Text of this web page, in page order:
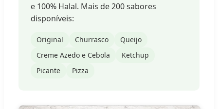
e 100% Halal. Mais de 200 sabores
disponíveis:
Original Churrasco
Queijo
Creme Azedo e Cebola
Ketchup
Picante
Pizza